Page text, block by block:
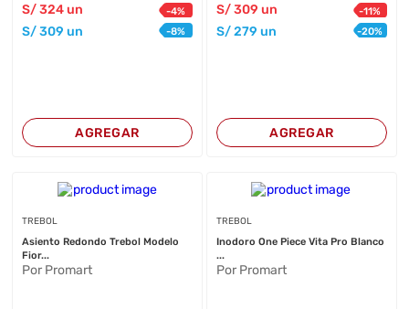
S/324 un -4%
S/309 un -8%
AGREGAR
S/309 un -11%
S/279 un -20%
AGREGAR
TREBOL
Asiento Redondo Trebol Modelo
Fior...
Por Promart
TREBOL
Inodoro One Piece Vita Pro Blanco
...
Por Promart